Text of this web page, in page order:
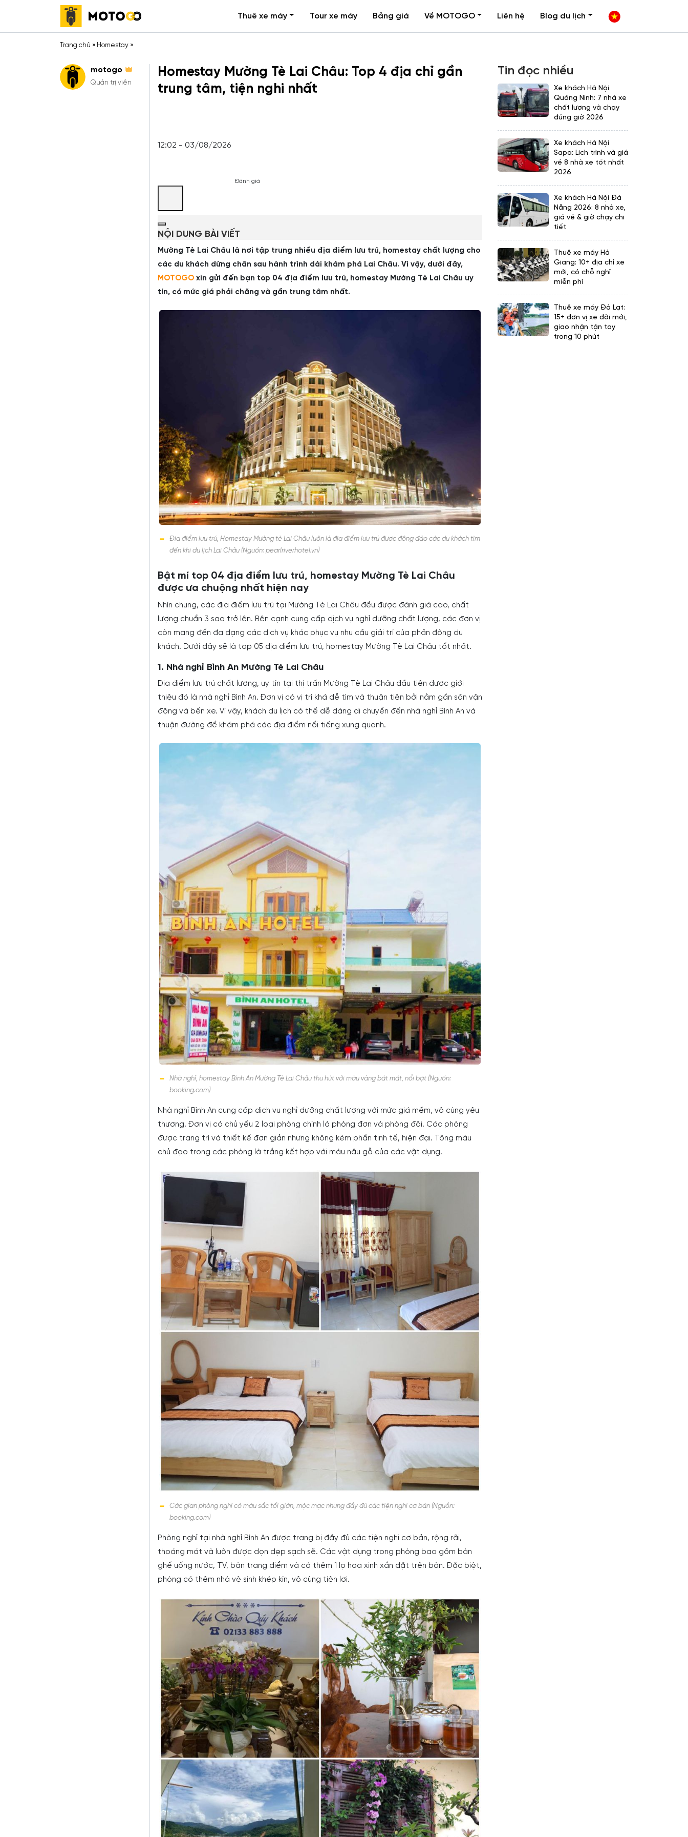
Thuê xe máy Tour xe máy Bảng giá Về MOTOGO Liên hệ Blog du lịch
Trang chủ » Homestay »
motogo
Quản trị viên
Homestay Mường Tè Lai Châu: Top 4 địa chỉ gần
trung tâm, tiện nghi nhất
12:02 - 03/08/2026
Đánh giá
NỘI DUNG BÀI VIẾT
Mường Tè Lai Châu là nơi tập trung nhiều địa điểm lưu trú, homestay chất lượng cho
các du khách dừng chân sau hành trình dài khám phá Lai Châu. Vì vậy, dưới đây,
MOTOGO xin gửi đến bạn top 04 địa điểm lưu trú, homestay Mường Tè Lai Châu uy
tín, có mức giá phải chăng và gần trung tâm nhất.
Địa điểm lưu trú, Homestay Mường tè Lai Châu luôn là địa điểm lưu trú được đông đảo các du khách tìm
đến khi du lịch Lai Châu (Nguồn: pearlriverhotel.vn)
Bật mí top 04 địa điểm lưu trú, homestay Mường Tè Lai Châu
được ưa chuộng nhất hiện nay
Nhìn chung, các địa điểm lưu trú tại Mường Tè Lai Châu đều được đánh giá cao, chất
lượng chuẩn 3 sao trở lên. Bên cạnh cung cấp dịch vụ nghỉ dưỡng chất lượng, các đơn vị
còn mang đến đa dạng các dịch vụ khác phục vụ nhu cầu giải trí của phần đông du
khách. Dưới đây sẽ là top 05 địa điểm lưu trú, homestay Mường Tè Lai Châu tốt nhất.
1. Nhà nghỉ Bình An Mường Tè Lai Châu
Địa điểm lưu trú chất lượng, uy tín tại thị trấn Mường Tè Lai Châu đầu tiên được giới
thiệu đó là nhà nghỉ Bình An. Đơn vị có vị trí khá dễ tìm và thuận tiện bởi nằm gần sân vận
động và bến xe. Vì vậy, khách du lịch có thể dễ dàng di chuyển đến nhà nghỉ Bình An và
thuận đường để khám phá các địa điểm nổi tiếng xung quanh.
Nhà nghỉ, homestay Bình An Mường Tè Lai Châu thu hút với màu vàng bắt mắt, nổi bật (Nguồn:
booking.com)
Nhà nghỉ Bình An cung cấp dịch vụ nghỉ dưỡng chất lượng với mức giá mềm, vô cùng yêu
thương. Đơn vị có chủ yếu 2 loại phòng chính là phòng đơn và phòng đôi. Các phòng
được trang trí và thiết kế đơn giản nhưng không kém phần tinh tế, hiện đại. Tông màu
chủ đạo trong các phòng là trắng kết hợp với màu nâu gỗ của các vật dụng.
Các gian phòng nghỉ có màu sắc tối giản, mộc mạc nhưng đầy đủ các tiện nghi cơ bản (Nguồn:
booking.com)
Phòng nghỉ tại nhà nghỉ Bình An được trang bị đầy đủ các tiện nghi cơ bản, rộng rãi,
thoáng mát và luôn được dọn dẹp sạch sẽ. Các vật dụng trong phòng bao gồm bàn
ghế uống nước, TV, bàn trang điểm và có thêm 1 lọ hoa xinh xắn đặt trên bàn. Đặc biệt,
phòng có thêm nhà vệ sinh khép kín, vô cùng tiện lợi.
Tin đọc nhiều
Xe khách Hà Nội
Quảng Ninh: 7 nhà xe
chất lượng và chạy
đúng giờ 2026
Xe khách Hà Nội
Sapa: Lịch trình và giá
vé 8 nhà xe tốt nhất
2026
Xe khách Hà Nội Đà
Nẵng 2026: 8 nhà xe,
giá vé & giờ chạy chi
tiết
Thuê xe máy Hà
Giang: 10+ địa chỉ xe
mới, có chỗ nghỉ
miễn phí
Thuê xe máy Đà Lạt:
15+ đơn vị xe đời mới,
giao nhận tận tay
trong 10 phút